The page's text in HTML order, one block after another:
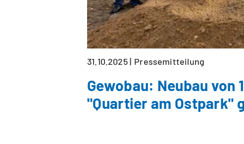
31.10.2025 Pressemitteilung
Gewobau: Neubau von
"Quartier am Ostpark"